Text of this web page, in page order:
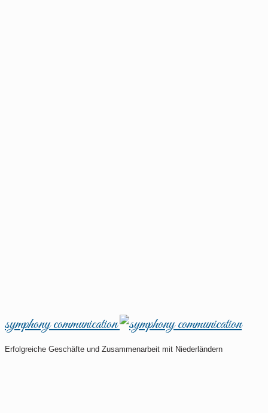
symphony communication
Erfolgreiche Geschäfte und Zusammenarbeit mit Niederländern